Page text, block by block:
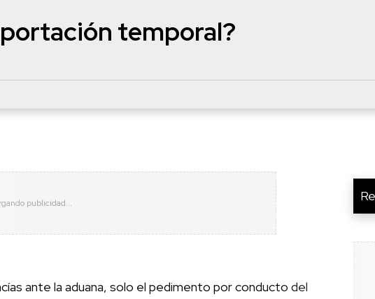
temporal?
ante la aduana, solo el pedimento por conducto del